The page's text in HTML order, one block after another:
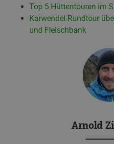
Top 5 Hüttentouren im
Karwendel-Rundtour
und Fleischbank
Arnold